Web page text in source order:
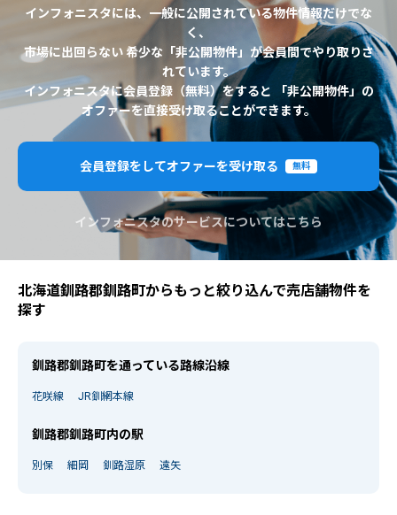
インフォニスタには、一般に公開されている物件情報だけでな
く、
市場に出回らない 希少な「非公開物件」が会員間でやり取りさ
れています。
インフォニスタに会員登録（無料）をすると 「非公開物件」の
オファーを直接受け取ることができます。
会員登録をしてオファーを受け取る 無料
インフォニスタのサービスについてはこちら
北海道釧路郡釧路町からもっと絞り込んで売店舗物件を
探す
釧路郡釧路町を通っている路線沿線
花咲線 JR釧網本線
釧路郡釧路町内の駅
別保 細岡 釧路湿原 遠矢